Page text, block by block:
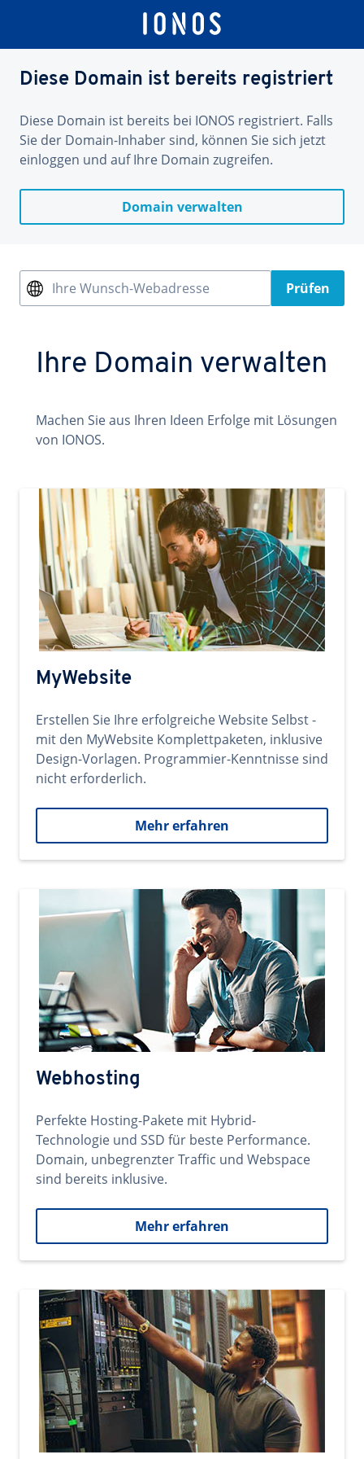
Diese Domain ist bereits registriert
Diese Domain ist bereits bei IONOS registriert. Falls
Sie der Domain-Inhaber sind, können Sie sich jetzt
einloggen und auf Ihre Domain zugreifen.
Domain verwalten
Ihre Wunsch-Webadresse Prüfen
Ihre Domain verwalten
Machen Sie aus Ihren Ideen Erfolge mit Lösungen
von IONOS.
MyWebsite
Erstellen Sie Ihre erfolgreiche Website Selbst -
mit den MyWebsite Komplettpaketen, inklusive
Design-Vorlagen. Programmier-Kenntnisse sind
nicht erforderlich.
Mehr erfahren
Webhosting
Perfekte Hosting-Pakete mit Hybrid-
Technologie und SSD für beste Performance.
Domain, unbegrenzter Traffic und Webspace
sind bereits inklusive.
Mehr erfahren